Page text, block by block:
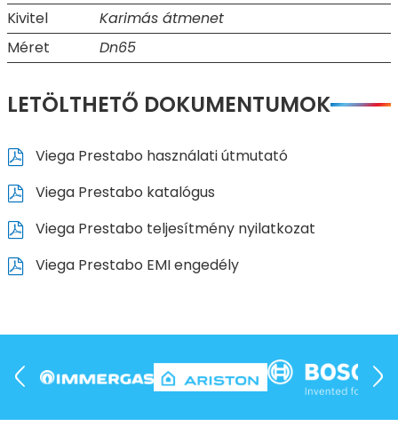
Kivitel
Karimás átmenet
Méret
Dn65
LETÖLTHETŐ DOKUMENTUMOK
Viega Prestabo használati útmutató
Viega Prestabo katalógus
Viega Prestabo teljesítmény nyilatkozat
Viega Prestabo EMI engedély